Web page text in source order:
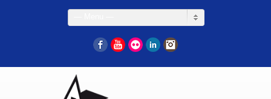
FacebookYouTube
Flickr LinkedIn